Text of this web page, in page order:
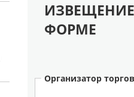
ФОРМЕ
Организатор торгов